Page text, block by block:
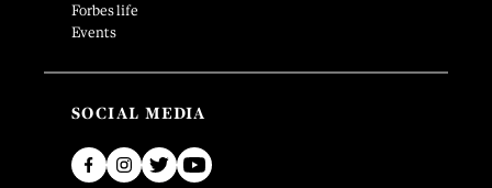
Forbes life
Events
SOCIAL MEDIA